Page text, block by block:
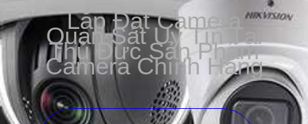
Lắp Đặt Camera
Quan Sát Uy Tín Tại
Thủ Đức Sản Phẩm
Camera Chính Hãng